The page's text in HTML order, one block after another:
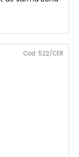
Cod: 522/CER